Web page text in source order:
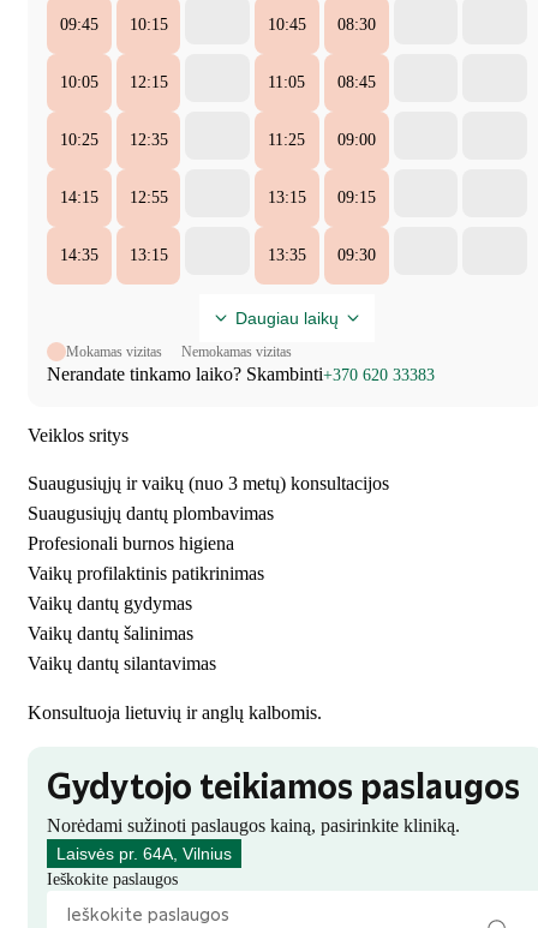
09:45 10:15 10:45 08:30
10:05 12:15 11:05 08:45
10:25 12:35 11:25 09:00
14:15 12:55 13:15 09:15
14:35 13:15 13:35 09:30
Daugiau laikų
Mokamas vizitas Nemokamas vizitas
Nerandate tinkamo laiko? Skambinti+370 620 33383
Veiklos sritys
Suaugusiųjų ir vaikų (nuo 3 metų) konsultacijos
Suaugusiųjų dantų plombavimas
Profesionali burnos higiena
Vaikų profilaktinis patikrinimas
Vaikų dantų gydymas
Vaikų dantų šalinimas
Vaikų dantų silantavimas
Konsultuoja lietuvių ir anglų kalbomis.
Gydytojo teikiamos paslaugos
Norėdami sužinoti paslaugos kainą, pasirinkite kliniką.
Laisvės pr. 64A, Vilnius
Ieškokite paslaugos